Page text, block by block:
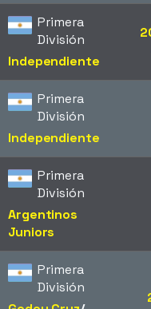
Primera
División
Independiente
Primera
División
Independiente
Primera
División
Argentinos
Juniors
Primera
División